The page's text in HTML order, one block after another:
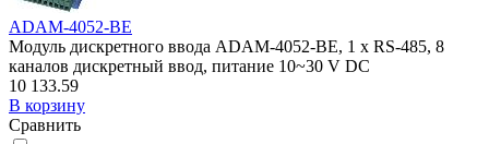
ADAM-4052-BE
Модуль дискретного ввода ADAM-4052-BE, 1 x RS-485, 8
каналов дискретный ввод, питание 10~30 V DC
10 133.59
В корзину
Сравнить